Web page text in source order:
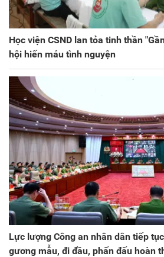
Học viện CSND lan tỏa tinh thần
hội hiến máu tình nguyện
Lực lượng Công an nhân dân tiếp
gương mẫu, đi đầu, phấn đấu hoàn